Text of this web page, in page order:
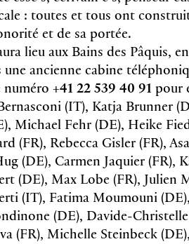
: toutes et tous ont
et de sa portée.
lieu aux Bains des Pâquis,
ancienne cabine
numéro +41 22 539 40 91pour
(IT), Katja Brunner
Michael Fehr (DE), Heike
(FR), Rebecca Gisler (FR),
(DE), Carmen Jaquier (FR),
(DE), Max Lobe (FR), Julien
(IT), Fatima Moumouni
(DE), Davide-Christelle
(FR), Michelle Steinbeck